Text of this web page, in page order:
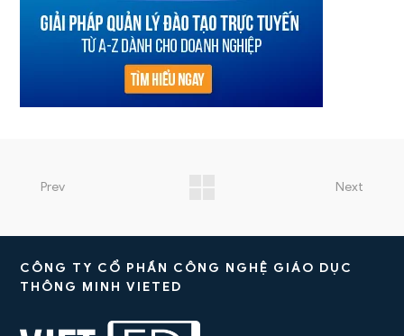
Prev Next
CÔNG TY CỔ PHẦN CÔNG NGHỆ GIÁO DỤC
THÔNG MINH VIETED